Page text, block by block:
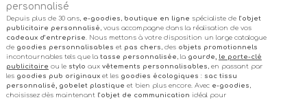
personnalisé
Depuis plus de 30 ans, e-goodies boutique en ligne spécialiste de l’objet
publicitaire personnalisé , vous accompagne dans la réalisation de vos
cadeaux d’entreprise . Nous mettons à votre disposition un large catalogue
de goodies personnalisables et pas chers , des objets promotionnels
incontournables tels que la tasse personnalisée , la gourde,
le porte-clé
publicitaire ou le stylo aux vêtements personnalisables , en passant par
les goodies pub originauxet les goodies écologiques : sac tissu
personnalisé, gobelet plastique et bien plus encore. Avec e-goodies
choisissez dès maintenant
l’objet de communication idéal pour